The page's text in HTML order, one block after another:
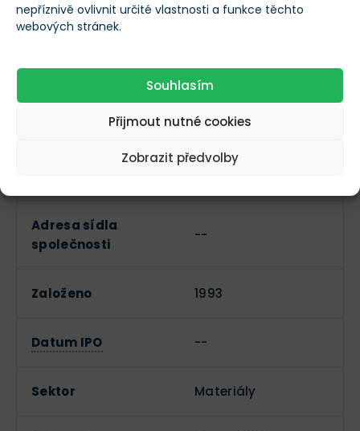
nepříznivě ovlivnit určité vlastnosti a funkce těchto
webových stránek.
Souhlasím
Přijmout nutné cookies
Zobrazit předvolby
Název společnosti
Ticker KGC
Webové stránky
https://www.kinross.
Adresa sídla
společnosti
--
Založeno 1993
Datum IPO --
Sektor Materiály